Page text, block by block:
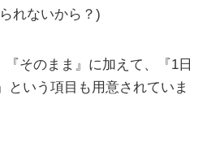
れないから？)
そのまま』に加えて、『1日
という項目も用意されていま